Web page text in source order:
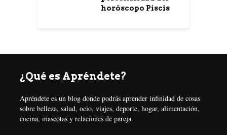
horóscopo Piscis
¿Qué es Apréndete?
Apréndete es un blog donde podrás aprender infinidad de cosas
sobre belleza, salud, ocio, viajes, deporte, hogar, alimentación,
cocina, mascotas y relaciones de pareja.